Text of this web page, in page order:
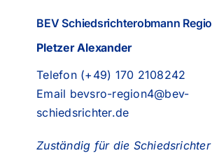
BEV Schiedsrichterobmann
Pletzer Alexander
Telefon (+49) 170 2108242
Email bevsro-region4@bev-
schiedsrichter.de
Zuständig für die